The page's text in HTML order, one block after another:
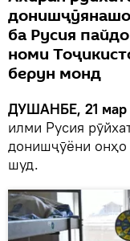
ба Русия
номи
берун монд
ДУШАНБЕ, 21 мар
илми Русия
донишҷӯёни онҳо
шуд.